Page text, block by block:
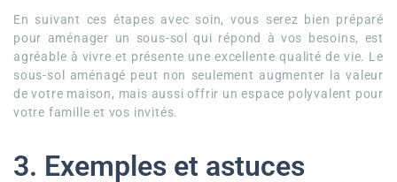
En suivant ces étapes avec soin, vous serez bien préparé
pour aménager un sous-sol qui répond à vos besoins, est
agréable à vivre et présente une excellente qualité de vie. Le
sous-sol aménagé peut non seulement augmenter la valeur
de votre maison, mais aussi offrir un espace polyvalent pour
votre famille et vos invités.
3. Exemples et astuces